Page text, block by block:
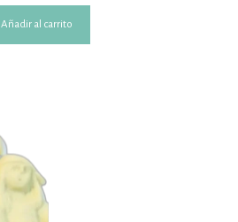
Añadir al carrito